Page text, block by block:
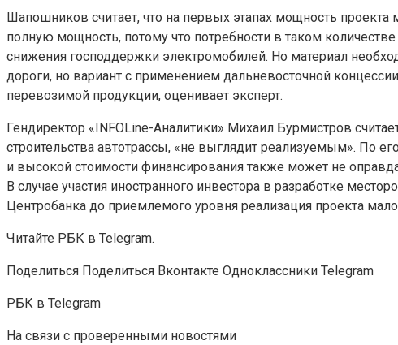
Шапошников считает, что на первых этапах мощность
полную мощность, потому что потребности в таком
снижения господдержки электромобилей. Но материал
дороги, но вариант с применением дальневосточной
перевозимой продукции, оценивает эксперт.
Гендиректор «INFOLine-Аналитики» Михаил Бурмистров
строительства автотрассы, «не выглядит реализуемым». По
и высокой стоимости финансирования также может не
В случае участия иностранного инвестора в разработке
Центробанка до приемлемого уровня реализация проекта
Читайте РБК в Telegram.
Поделиться Поделиться Вконтакте Одноклассники Telegram
РБК в Telegram
На связи с проверенными новостями